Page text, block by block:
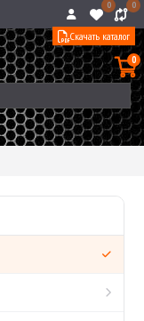
0 0
0
Скачать каталог